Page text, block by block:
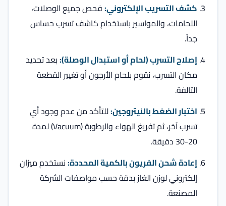
كشف التسريب الإلكتروني:فحص جميع الوصلات،
اللحامات، والمواسير باستخدام كاشف تسرب حساس
جداً.
إصلاح التسرب (لحام أو استبدال الوصلة):بعد تحديد
مكان التسرب، نقوم بلحام الأرجون أو تغيير القطعة
التالفة.
اختبار الضغط بالنيتروجين:للتأكد من عدم وجود أي
تسرب آخر، ثم تفريغ الهواء والرطوبة (Vacuum) لمدة
20-30 دقيقة.
إعادة شحن الفريون بالكمية المحددة:نستخدم ميزان
إلكتروني لوزن الغاز بدقة حسب مواصفات الشركة
المصنعة.